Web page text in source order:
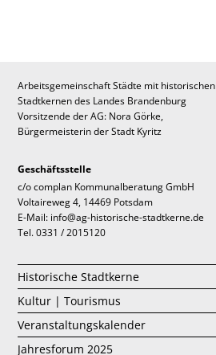
Arbeitsgemeinschaft Städte mit historischen
Stadtkernen des Landes Brandenburg
Vorsitzende der AG: Nora Görke,
Bürgermeisterin der Stadt Kyritz
Geschäftsstelle
c/o complan Kommunalberatung GmbH
Voltaireweg 4, 14469 Potsdam
E-Mail: info@ag-historische-stadtkerne.de
Tel. 0331 / 2015120
Historische Stadtkerne
Kultur | Tourismus
Veranstaltungskalender
Jahresforum 2025